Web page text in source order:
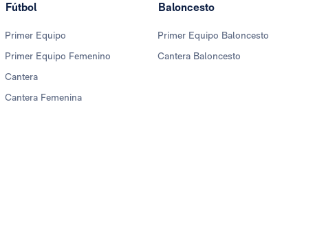
Fútbol
Primer Equipo
Primer Equipo Femenino
Cantera
Cantera Femenina
Baloncesto
Primer Equipo Baloncesto
Cantera Baloncesto